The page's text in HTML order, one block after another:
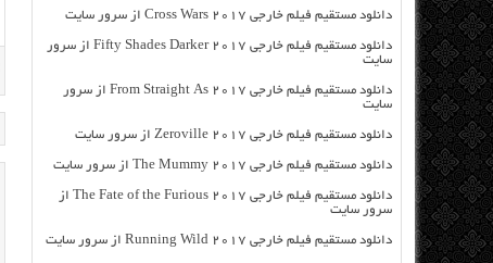
دانلود مستقیم فیلم خارجی Cross Wars 2017 از سرور سایت
دانلود مستقیم فیلم خارجی Fifty Shades Darker 2017 از سرور
سایت
دانلود مستقیم فیلم خارجی From Straight As 2017 از سرور
سایت
دانلود مستقیم فیلم خارجی Zeroville 2017 از سرور سایت
دانلود مستقیم فیلم خارجی The Mummy 2017 از سرور سایت
دانلود مستقیم فیلم خارجی The Fate of the Furious 2017 از
سرور سایت
دانلود مستقیم فیلم خارجی Running Wild 2017 از سرور سایت